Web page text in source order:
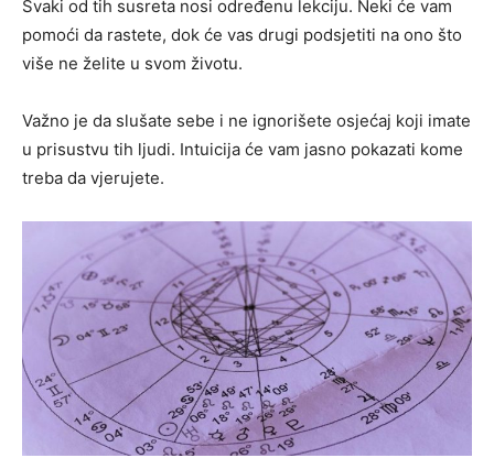
Svaki od tih susreta nosi određenu lekciju. Neki će vam
pomoći da rastete, dok će vas drugi podsjetiti na ono što
više ne želite u svom životu.
Važno je da slušate sebe i ne ignorišete osjećaj koji imate
u prisustvu tih ljudi. Intuicija će vam jasno pokazati kome
treba da vjerujete.